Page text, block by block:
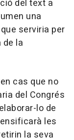
del text a
una
serviria per
la
cas que no
del Congrés
lo de
les
la seva